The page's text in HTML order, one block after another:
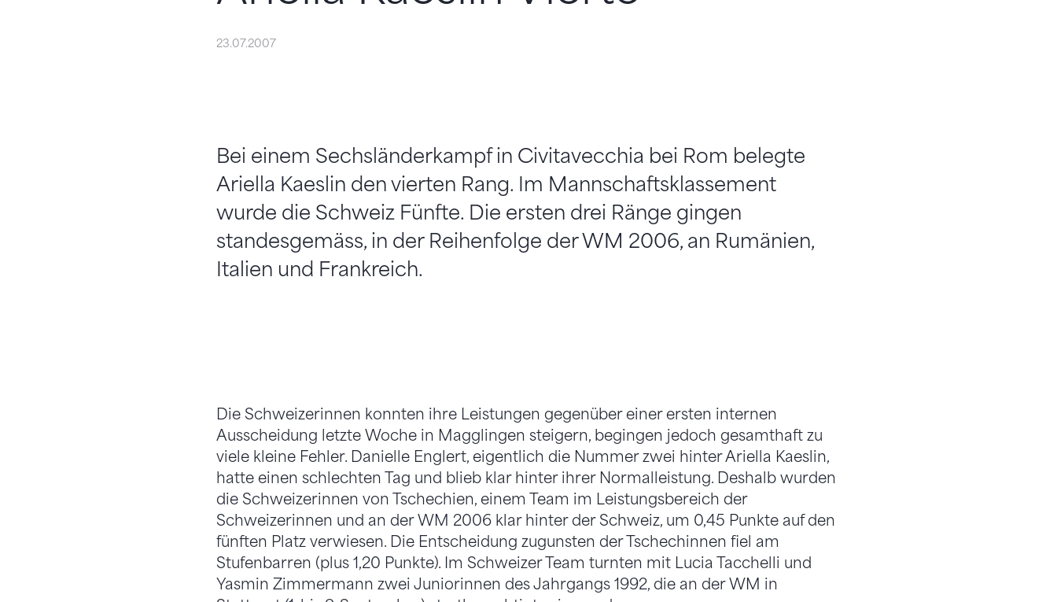
23.07.2007
Bei einem Sechsländerkampf in Civitavecchia bei Rom belegte
Ariella Kaeslin den vierten Rang. Im Mannschaftsklassement
wurde die Schweiz Fünfte. Die ersten drei Ränge gingen
standesgemäss, in der Reihenfolge der WM 2006, an Rumänien,
Italien und Frankreich.
Die Schweizerinnen konnten ihre Leistungen gegenüber einer ersten internen
Ausscheidung letzte Woche in Magglingen steigern, begingen jedoch gesamthaft zu
viele kleine Fehler. Danielle Englert, eigentlich die Nummer zwei hinter Ariella Kaeslin,
hatte einen schlechten Tag und blieb klar hinter ihrer Normalleistung. Deshalb wurden
die Schweizerinnen von Tschechien, einem Team im Leistungsbereich der
Schweizerinnen und an der WM 2006 klar hinter der Schweiz, um 0,45 Punkte auf den
fünften Platz verwiesen. Die Entscheidung zugunsten der Tschechinnen fiel am
Stufenbarren (plus 1,20 Punkte). Im Schweizer Team turnten mit Lucia Tacchelli und
Yasmin Zimmermann zwei Juniorinnen des Jahrgangs 1992, die an der WM in